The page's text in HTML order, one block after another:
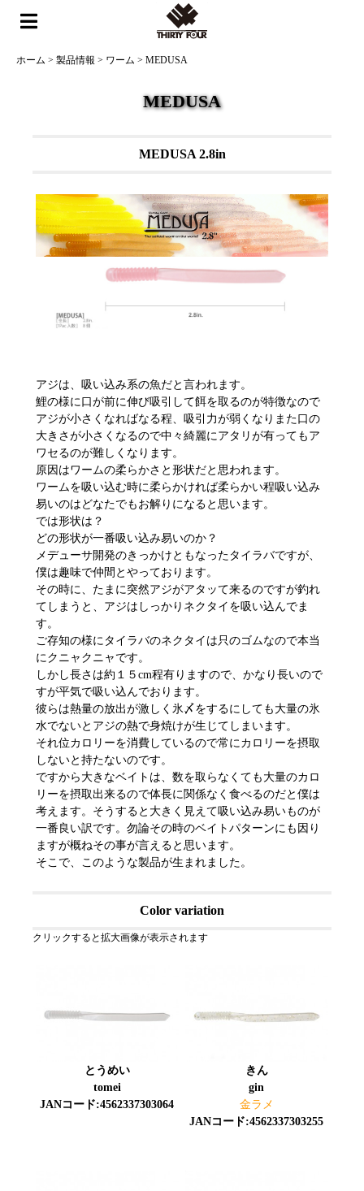
ホーム > 製品情報 > ワーム > MEDUSA
MEDUSA
MEDUSA 2.8in
アジは、吸い込み系の魚だと言われます。
鯉の様に口が前に伸び吸引して餌を取るのが特徴なので
アジが小さくなればなる程、吸引力が弱くなりまた口の
大きさが小さくなるので中々綺麗にアタリが有ってもア
ワセるのが難しくなります。
原因はワームの柔らかさと形状だと思われます。
ワームを吸い込む時に柔らかければ柔らかい程吸い込み
易いのはどなたでもお解りになると思います。
では形状は？
どの形状が一番吸い込み易いのか？
メデューサ開発のきっかけともなったタイラバですが、
僕は趣味で仲間とやっております。
その時に、たまに突然アジがアタッて来るのですが釣れ
てしまうと、アジはしっかりネクタイを吸い込んでま
す。
ご存知の様にタイラバのネクタイは只のゴムなので本当
にクニャクニャです。
しかし長さは約１５cm程有りますので、かなり長いので
すが平気で吸い込んでおります。
彼らは熱量の放出が激しく氷〆をするにしても大量の氷
水でないとアジの熱で身焼けが生じてしまいます。
それ位カロリーを消費しているので常にカロリーを摂取
しないと持たないのです。
ですから大きなベイトは、数を取らなくても大量のカロ
リーを摂取出来るので体長に関係なく食べるのだと僕は
考えます。そうすると大きく見えて吸い込み易いものが
一番良い訳です。勿論その時のベイトパターンにも因り
ますが概ねその事が言えると思います。
そこで、このような製品が生まれました。
Color variation
クリックすると拡大画像が表示されます
とうめい
tomei
JANコード:4562337303064
きん
gin
金ラメ
JANコード:4562337303255